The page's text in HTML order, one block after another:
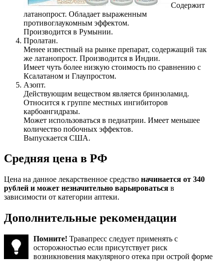
Содержит
латанопрост. Обладает выраженным
противоглаукомным эффектом.
Производится в Румынии.
Пролатан.
Менее известный на рынке препарат, содержащий так
же латанопрост. Производится в Индии.
Имеет чуть более низкую стоимость по сравнению с
Ксалатаном и Глаупростом.
Азопт.
Действующим веществом является бринзоламид.
Относится к группе местных ингибиторов
карбоангидразы.
Может использоваться в педиатрии. Имеет меньшее
количество побочных эффектов.
Выпускается США.
Средняя цена в РФ
Цена на данное лекарственное средство начинается от 340
рублей и может незначительно варьироваться в
зависимости от категории аптеки.
Дополнительные рекомендации
Помните! Травапресс следует применять с
осторожностью если присутствует риск
возникновения макулярного отека при острой форме